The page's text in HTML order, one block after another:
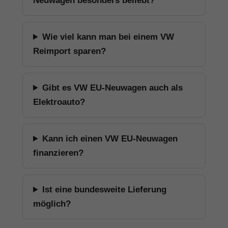
Wie viel kann man bei einem VW
Reimport sparen?
Gibt es VW EU-Neuwagen auch als
Elektroauto?
Kann ich einen VW EU-Neuwagen
finanzieren?
Ist eine bundesweite Lieferung
möglich?